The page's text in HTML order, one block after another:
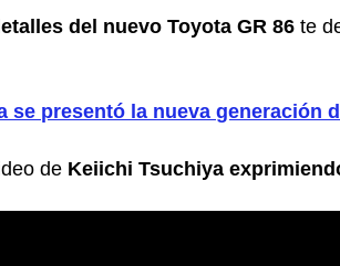
del nuevo Toyota GR 86 te
se presentó la nueva generación
de Keiichi Tsuchiya